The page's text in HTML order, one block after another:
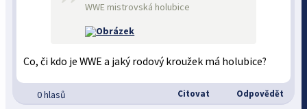
WWE mistrovská holubice
Co, či kdo je WWE a jaký rodový kroužek má holubice?
0 hlasů Citovat Odpovědět